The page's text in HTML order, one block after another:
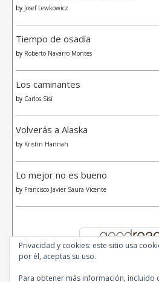
by Josef Lewkowicz
Tiempo de osadía
by Roberto Navarro Montes
Los caminantes
by Carlos Sisí
Volverás a Alaska
by Kristin Hannah
Lo mejor no es bueno
by Francisco Javier Saura Vicente
Privacidad y cookies: este sitio usa
por él, aceptas su uso.
Para obtener más información, incluido